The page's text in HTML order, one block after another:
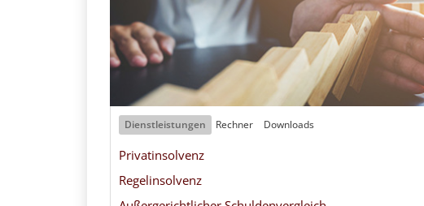
Dienstleistungen Rechner Downloads
Privatinsolvenz
Regelinsolvenz